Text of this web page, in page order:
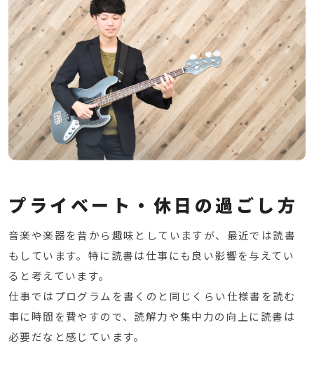
プライベート・休日の過ごし方
音楽や楽器を昔から趣味としていますが、最近では読書
もしています。特に読書は仕事にも良い影響を与えてい
ると考えています。
仕事ではプログラムを書くのと同じくらい仕様書を読む
事に時間を費やすので、読解力や集中力の向上に読書は
必要だなと感じています。